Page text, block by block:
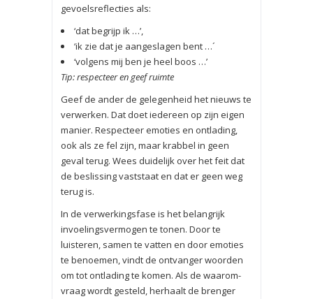
gevoelsreflecties als:
‘dat begrijp ik …’,
‘ik zie dat je aangeslagen bent …´
‘volgens mij ben je heel boos …’
Tip: respecteer en geef ruimte
Geef de ander de gelegenheid het nieuws te
verwerken. Dat doet iedereen op zijn eigen
manier. Respecteer emoties en ontlading,
ook als ze fel zijn, maar krabbel in geen
geval terug. Wees duidelijk over het feit dat
de beslissing vaststaat en dat er geen weg
terug is.
In de verwerkingsfase is het belangrijk
invoelingsvermogen te tonen. Door te
luisteren, samen te vatten en door emoties
te benoemen, vindt de ontvanger woorden
om tot ontlading te komen. Als de waarom-
vraag wordt gesteld, herhaalt de brenger